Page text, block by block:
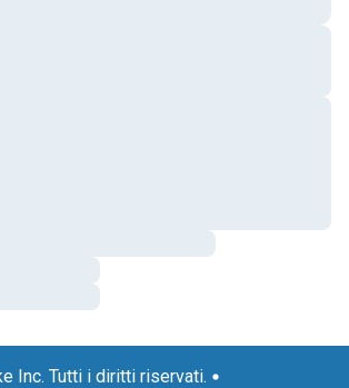
Inc. Tutti i diritti riservati.